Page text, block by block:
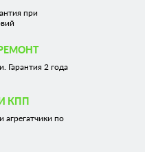
при
Гарантия 2 года
КПП
по